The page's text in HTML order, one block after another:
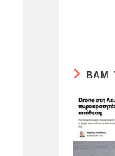
ВАМ